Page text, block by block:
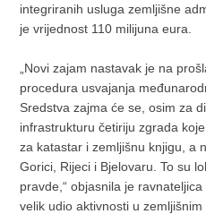
integriranih usluga zemljišne
je vrijednost 110 milijuna eura.
„Novi zajam nastavak je na
procedura usvajanja
Sredstva zajma će se, osim za
infrastrukturu četiriju zgrada
za katastar i zemljišnu knjigu, a
Gorici, Rijeci i Bjelovaru. To su
pravde,“ objasnila je
velik udio aktivnosti u